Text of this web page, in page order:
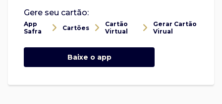
Gere seu cartão:
App
Safra
Cartões
Cartão
Virtual
Gerar Cartão
Virual
Baixe o app